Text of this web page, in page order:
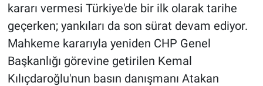
kararı vermesi Türkiye'de bir ilk olarak tarihe
geçerken; yankıları da son sürat devam ediyor.
Mahkeme kararıyla yeniden CHP Genel
Başkanlığı görevine getirilen Kemal
Kılıçdaroğlu'nun basın danışmanı Atakan